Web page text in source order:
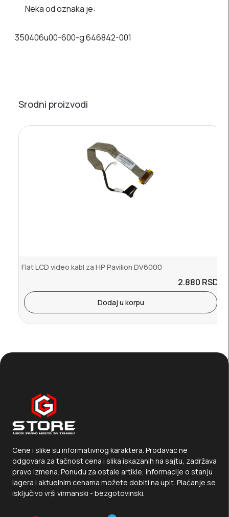
Neka od oznaka je:
350406u00-600-g 646842-001
Srodni proizvodi
Flat LCD video kabl za HP Pavilion DV6000
2.880 RSD.
Dodaj u korpu
Cene i slike su informativnog karaktera. Prodavac ne
odgovara za tačnost cena i slika iskazanih na sajtu, zadržava
pravo izmena. Ponudu za ostale artikle, informacije o stanju
lagera i aktuelnim cenama možete dobiti na upit. Plaćanje se
isključivo vrši virmanski - bezgotovinski.